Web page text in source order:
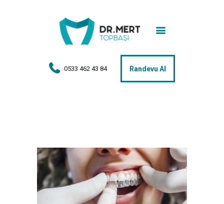
0533 462 43 84 Randevu Al
Anasayfa
Tedaviler
Hakkımda
İletişim